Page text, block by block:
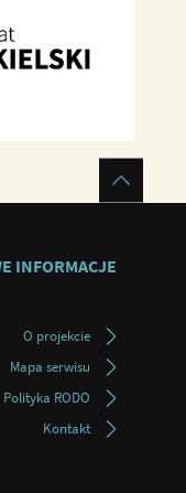
INFORMACJE
O projekcie
Mapa serwisu
Polityka RODO
Kontakt